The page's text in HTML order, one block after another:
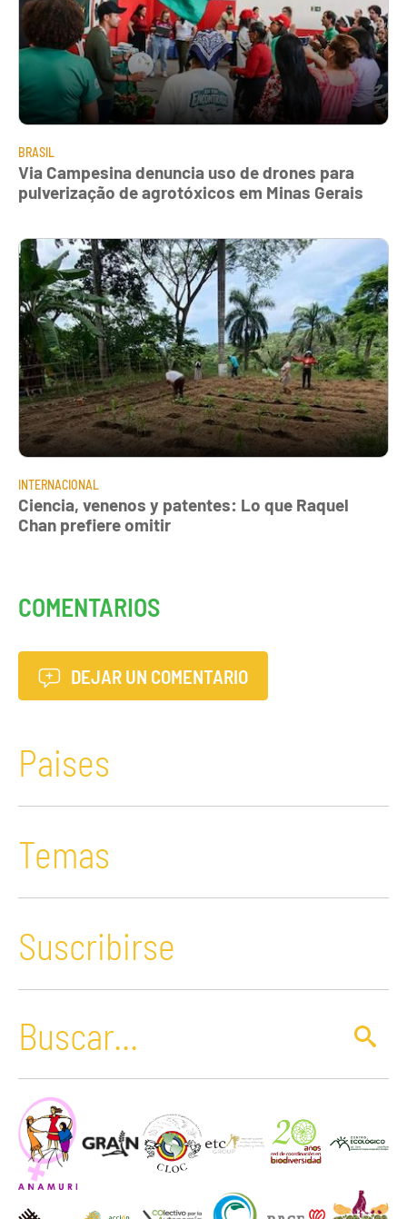
BRASIL
Via Campesina denuncia uso de drones para
pulverização de agrotóxicos em Minas Gerais
INTERNACIONAL
Ciencia, venenos y patentes: Lo que Raquel
Chan prefiere omitir
COMENTARIOS
DEJAR UN COMENTARIO
Paises
Temas
Suscribirse